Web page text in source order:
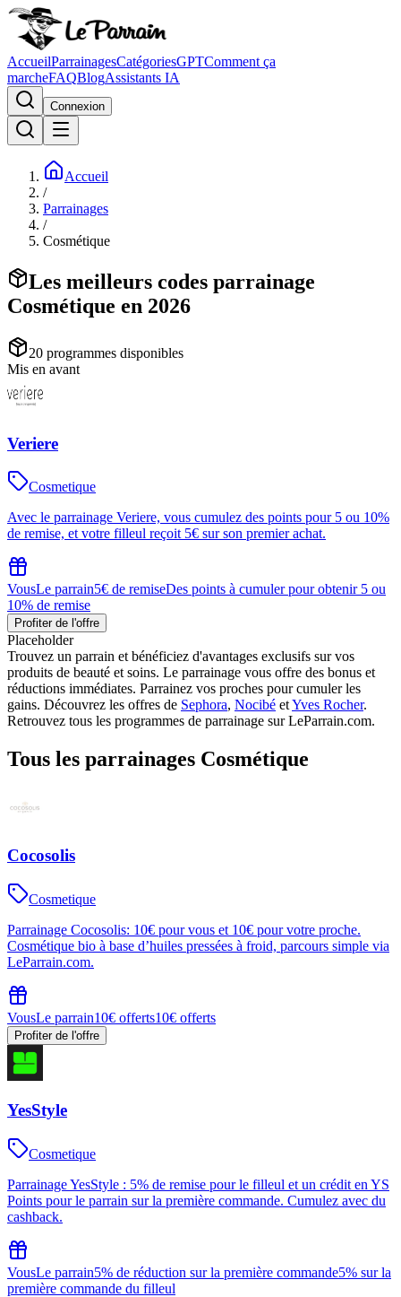
AccueilParrainagesCatégoriesGPTComment ça
marcheFAQBlogAssistants IA
Connexion
Accueil
/
Parrainages
/
Cosmétique
Les meilleurs codes parrainage
Cosmétique en 2026
20 programmes disponibles
Mis en avant
Veriere
Cosmetique
Avec le parrainage Veriere, vous cumulez des points pour 5 ou 10%
de remise, et votre filleul reçoit 5€ sur son premier achat.
VousLe parrain5€ de remiseDes points à cumuler pour obtenir 5 ou
10% de remise
Profiter de l'offre
Placeholder
Trouvez un parrain et bénéficiez d'avantages exclusifs sur vos
produits de beauté et soins. Le parrainage vous offre des bonus et
réductions immédiates. Parrainez vos proches pour cumuler les
gains. Découvrez les offres de Sephora, Nocibé etYves Rocher.
Retrouvez tous les programmes de parrainage sur LeParrain.com.
Tous les parrainages Cosmétique
Cocosolis
Cosmetique
Parrainage Cocosolis: 10€ pour vous et 10€ pour votre proche.
Cosmétique bio à base d’huiles pressées à froid, parcours simple via
LeParrain.com.
VousLe parrain10€ offerts10€ offerts
Profiter de l'offre
YesStyle
Cosmetique
Parrainage YesStyle : 5% de remise pour le filleul et un crédit en YS
Points pour le parrain sur la première commande. Cumulez avec du
cashback.
VousLe parrain5% de réduction sur la première commande5% sur la
première commande du filleul